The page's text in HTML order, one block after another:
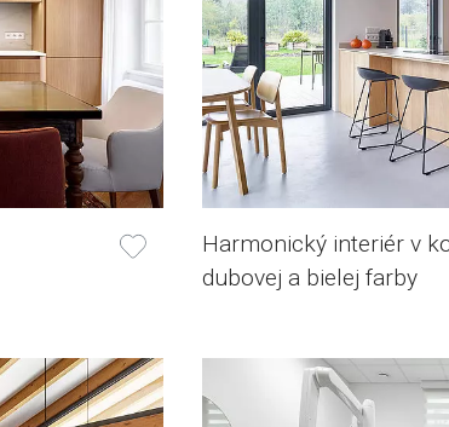
Harmonický interiér v
dubovej a bielej farby